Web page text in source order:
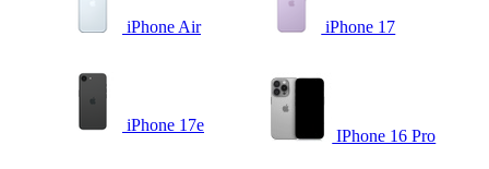
iPhone Air iPhone 17
iPhone 17e
IPhone 16 Pro